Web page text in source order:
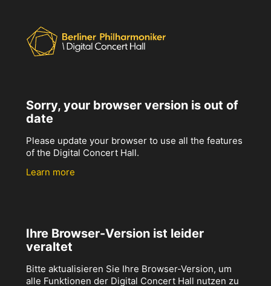
Sorry, your browser version is out of
date
Please update your browser to use all the features
of the Digital Concert Hall.
Learn more
Ihre Browser-Version ist leider
veraltet
Bitte aktualisieren Sie Ihre Browser-Version, um
alle Funktionen der Digital Concert Hall nutzen zu